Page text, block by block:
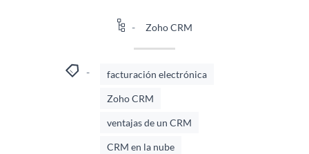
Zoho CRM
facturación electrónica
Zoho CRM
ventajas de un CRM
CRM en la nube